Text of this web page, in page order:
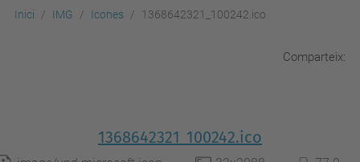
Inici IMG Icones 1368642321_100242.ico
Comparteix:
1368642321_100242.ico